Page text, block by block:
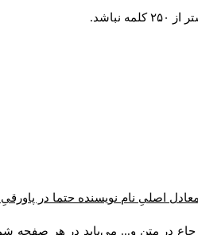
اصلیِ نام نویسنده حتما در
در متن و... می‌باید در هر